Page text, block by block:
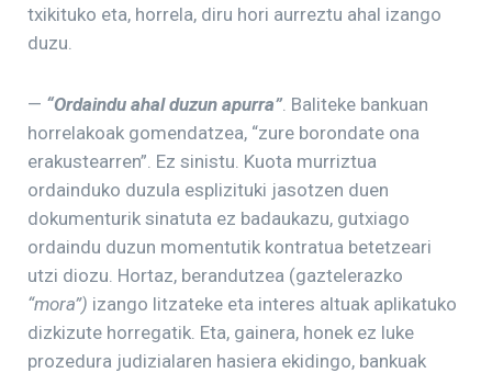
txikituko eta, horrela, diru hori aurreztu ahal izango
duzu.
— “Ordaindu ahal duzun apurra” . Baliteke bankuan
horrelakoak gomendatzea, “zure borondate ona
erakustearren”. Ez sinistu. Kuota murriztua
ordainduko duzula esplizituki jasotzen duen
dokumenturik sinatuta ez badaukazu, gutxiago
ordaindu duzun momentutik kontratua betetzeari
utzi diozu. Hortaz, berandutzea (gaztelerazko
“mora”) izango litzateke eta interes altuak aplikatuko
dizkizute horregatik. Eta, gainera, honek ez luke
prozedura judizialaren hasiera ekidingo, bankuak